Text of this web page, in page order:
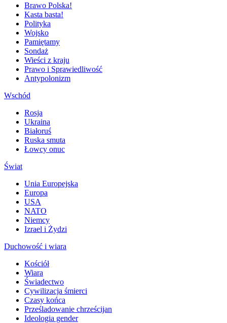
Brawo Polska!
Kasta basta!
Polityka
Wojsko
Pamiętamy
Sondaż
Wieści z kraju
Prawo i Sprawiedliwość
Antypolonizm
Wschód
Rosja
Ukraina
Białoruś
Ruska smuta
Łowcy onuc
Świat
Unia Europejska
Europa
USA
NATO
Niemcy
Izrael i Żydzi
Duchowość i wiara
Kościół
Wiara
Świadectwo
Cywilizacja śmierci
Czasy końca
Prześladowanie chrześcijan
Ideologia gender